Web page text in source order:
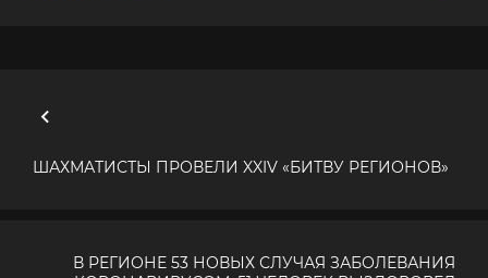
ШАХМАТИСТЫ ПРОВЕЛИ XXIV «БИТВУ РЕГИОНОВ»
В РЕГИОНЕ 53 НОВЫХ СЛУЧАЯ ЗАБОЛЕВАНИЯ